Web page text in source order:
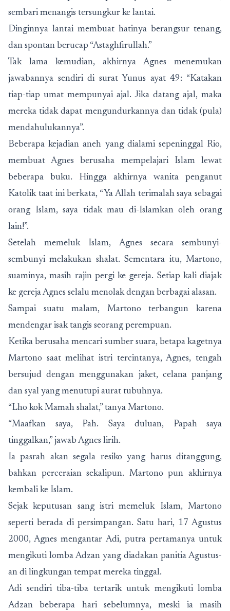
sembari menangis tersungkur ke lantai.
Dinginnya lantai membuat hatinya berangsur tenang,
dan spontan berucap “Astaghfirullah.”
Tak lama kemudian, akhirnya Agnes menemukan
jawabannya sendiri di surat Yunus ayat 49: “Katakan
tiap-tiap umat mempunyai ajal. Jika datang ajal, maka
mereka tidak dapat mengundurkannya dan tidak (pula)
mendahulukannya”.
Beberapa kejadian aneh yang dialami sepeninggal Rio,
membuat Agnes berusaha mempelajari Islam lewat
beberapa buku. Hingga akhirnya wanita penganut
Katolik taat ini berkata, “Ya Allah terimalah saya sebagai
orang Islam, saya tidak mau di-Islamkan oleh orang
lain!”.
Setelah memeluk Islam, Agnes secara sembunyi-
sembunyi melakukan shalat. Sementara itu, Martono,
suaminya, masih rajin pergi ke gereja. Setiap kali diajak
ke gereja Agnes selalu menolak dengan berbagai alasan.
Sampai suatu malam, Martono terbangun karena
mendengar isak tangis seorang perempuan.
Ketika berusaha mencari sumber suara, betapa kagetnya
Martono saat melihat istri tercintanya, Agnes, tengah
bersujud dengan menggunakan jaket, celana panjang
dan syal yang menutupi aurat tubuhnya.
“Lho kok Mamah shalat,” tanya Martono.
“Maafkan saya, Pah. Saya duluan, Papah saya
tinggalkan,” jawab Agnes lirih.
Ia pasrah akan segala resiko yang harus ditanggung,
bahkan perceraian sekalipun. Martono pun akhirnya
kembali ke Islam.
Sejak keputusan sang istri memeluk Islam, Martono
seperti berada di persimpangan. Satu hari, 17 Agustus
2000, Agnes mengantar Adi, putra pertamanya untuk
mengikuti lomba Adzan yang diadakan panitia Agustus-
an di lingkungan tempat mereka tinggal.
Adi sendiri tiba-tiba tertarik untuk mengikuti lomba
Adzan beberapa hari sebelumnya, meski ia masih